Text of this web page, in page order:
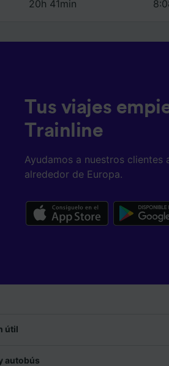
20h 41min
Tus viajes
Trainline
Ayudamos a nuestros clientes
alrededor de Europa.
útil
autobús